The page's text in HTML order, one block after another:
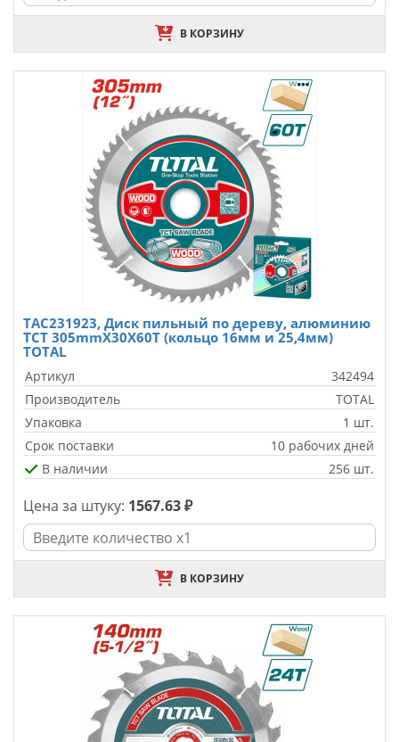
В КОРЗИНУ
TAC231923, Диск пильный по дереву, алюминию
TCT 305mmX30X60T (кольцо 16мм и 25,4мм)
TOTAL
Артикул
342494
Производитель
TOTAL
Упаковка
1 шт.
Срок поставки
10 рабочих дней
В наличии
256 шт.
Цена за штуку: 1567.63 ₽
В КОРЗИНУ